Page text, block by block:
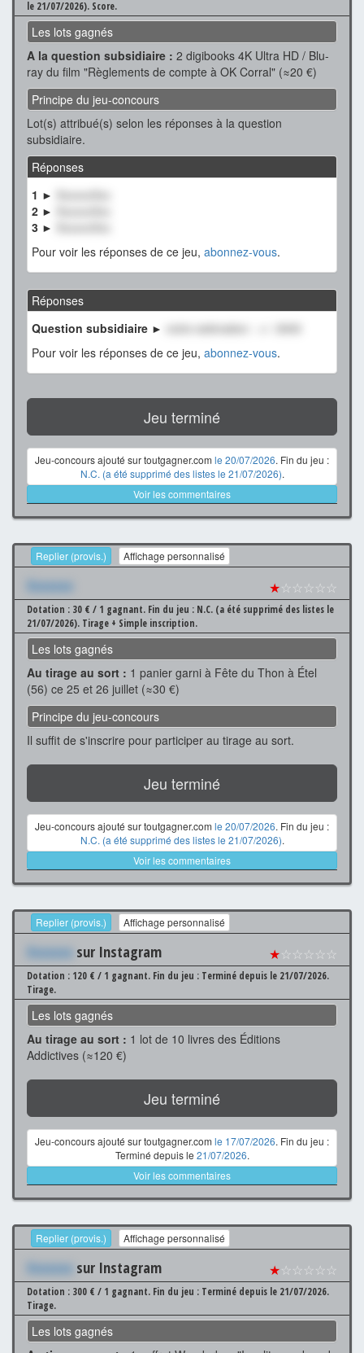
le 21/07/2026). Score.
Les lots gagnés
A la question subsidiaire : 2 digibooks 4K Ultra HD / Blu-
ray du film "Règlements de compte à OK Corral" (≈20 €)
Principe du jeu-concours
Lot(s) attribué(s) selon les réponses à la question
subsidiaire.
Réponses
1 ►
XxxxxxXxx
2 ►
3 ►
Pour voir les réponses de ce jeu, abonnez-vous.
Réponses
Question subsidiaire ►
notre estimation : +/- 3000
Pour voir les réponses de ce jeu, abonnez-vous.
Jeu terminé
Jeu-concours ajouté sur toutgagner.com le 20/07/2026. Fin du jeu :
N.C. (a été supprimé des listes le 21/07/2026).
Voir les commentaires
Replier (provis.) Affichage personnalisé
Xxxxxxx ★☆☆☆☆☆
Dotation : 30 € / 1 gagnant. Fin du jeu : N.C. (a été supprimé des listes le
21/07/2026). Tirage + Simple inscription.
Les lots gagnés
Au tirage au sort : 1 panier garni à Fête du Thon à Étel
(56) ce 25 et 26 juillet (≈30 €)
Principe du jeu-concours
Il suffit de s'inscrire pour participer au tirage au sort.
Jeu terminé
Jeu-concours ajouté sur toutgagner.com le 20/07/2026. Fin du jeu :
N.C. (a été supprimé des listes le 21/07/2026).
Voir les commentaires
Replier (provis.) Affichage personnalisé
Xxxxxxx sur Instagram ★☆☆☆☆☆
Dotation : 120 € / 1 gagnant. Fin du jeu : Terminé depuis le 21/07/2026.
Tirage.
Les lots gagnés
Au tirage au sort : 1 lot de 10 livres des Éditions
Addictives (≈120 €)
Jeu terminé
Jeu-concours ajouté sur toutgagner.com le 17/07/2026. Fin du jeu :
Terminé depuis le 21/07/2026.
Voir les commentaires
Replier (provis.) Affichage personnalisé
Xxxxxxx sur Instagram ★☆☆☆☆☆
Dotation : 300 € / 1 gagnant. Fin du jeu : Terminé depuis le 21/07/2026.
Tirage.
Les lots gagnés